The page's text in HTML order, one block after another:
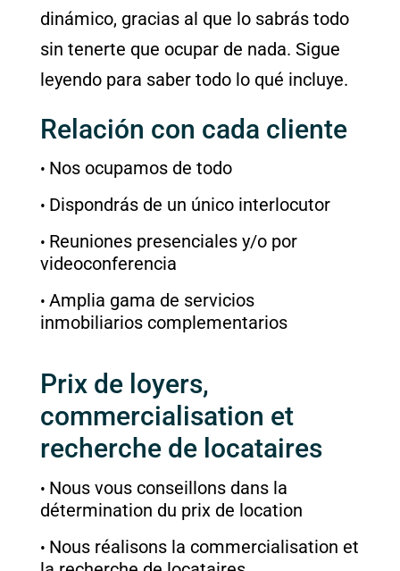
dinámico, gracias al que lo sabrás todo
sin tenerte que ocupar de nada. Sigue
leyendo para saber todo lo qué incluye.
Relación con cada cliente
Nos ocupamos de todo
Dispondrás de un único interlocutor​
Reuniones presenciales y/o por
videoconferencia​
Amplia gama de servicios
inmobiliarios complementarios​
Prix de loyers,
commercialisation et
recherche de locataires
Nous vous conseillons dans la
détermination du prix de location
Nous réalisons la commercialisation et